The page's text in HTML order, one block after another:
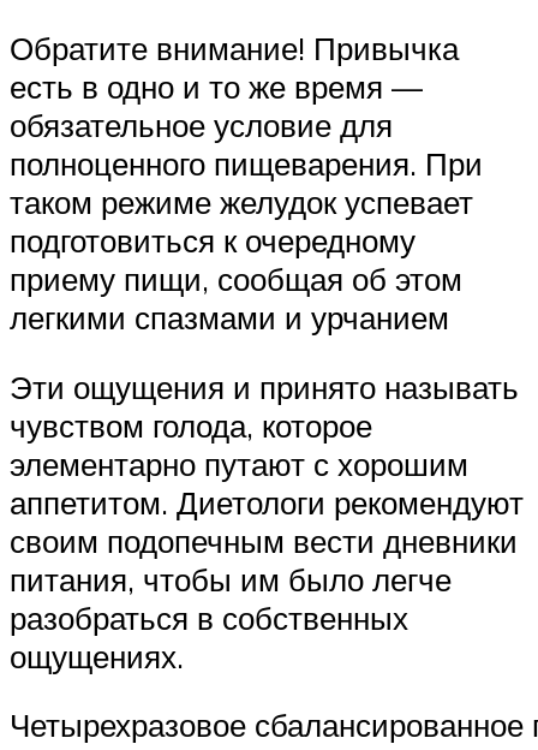
Обратите внимание! Привычка
есть в одно и то же время —
обязательное условие для
полноценного пищеварения. При
таком режиме желудок успевает
подготовиться к очередному
приему пищи, сообщая об этом
легкими спазмами и урчанием
Эти ощущения и принято называть
чувством голода, которое
элементарно путают с хорошим
аппетитом. Диетологи рекомендуют
своим подопечным вести дневники
питания, чтобы им было легче
разобраться в собственных
ощущениях.
Четырехразовое